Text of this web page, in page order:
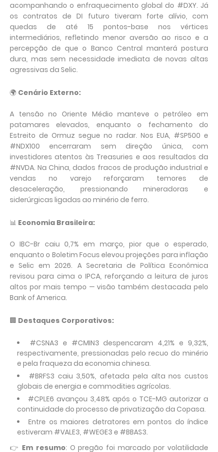
acompanhando o enfraquecimento global do #DXY. Já
os contratos de DI futuro tiveram forte alívio, com
quedas de até 15 pontos-base nos vértices
intermediários, refletindo menor aversão ao risco e a
percepção de que o Banco Central manterá postura
dura, mas sem necessidade imediata de novas altas
agressivas da Selic.
🌍 Cenário Externo:
A tensão no Oriente Médio manteve o petróleo em
patamares elevados, enquanto o fechamento do
Estreito de Ormuz segue no radar. Nos EUA, #SP500 e
#NDX100 encerraram sem direção única, com
investidores atentos às Treasuries e aos resultados da
#NVDA. Na China, dados fracos de produção industrial e
vendas no varejo reforçaram temores de
desaceleração, pressionando mineradoras e
siderúrgicas ligadas ao minério de ferro.
📊 Economia Brasileira:
O IBC-Br caiu 0,7% em março, pior que o esperado,
enquanto o Boletim Focus elevou projeções para inflação
e Selic em 2026. A Secretaria de Política Econômica
revisou para cima o IPCA, reforçando a leitura de juros
altos por mais tempo — visão também destacada pelo
Bank of America.
🏢 Destaques Corporativos:
#CSNA3 e #CMIN3 despencaram 4,21% e 9,32%,
respectivamente, pressionadas pelo recuo do minério
e pela fraqueza da economia chinesa.
#BRFS3 caiu 3,50%, afetada pela alta nos custos
globais de energia e commodities agrícolas.
#CPLE6 avançou 3,48% após o TCE-MG autorizar a
continuidade do processo de privatização da Copasa.
Entre os maiores detratores em pontos do índice
estiveram #VALE3, #WEGE3 e #BBAS3.
👉 Em resumo: O pregão foi marcado por volatilidade